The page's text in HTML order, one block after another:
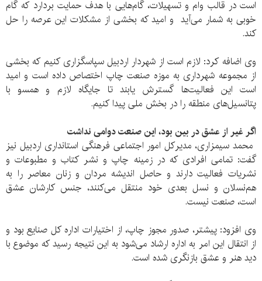
است در قالب وام و تسهیلات، گام‌هایی با هدف حمایت بردارد که گام
خوبی به شمار می‌آید و امید که بخشی از مشکلات این عرصه را حل
کند.
وی اضافه کرد: لازم است از شهردار اردبیل سپاسگزاری کنیم که بخشی
از مجموعه شهرداری به موزه صنعت چاپ اختصاص داده است و امید
است این فعالیت‌ها گسترش یابند تا جایگاه لازم و همسو با
پتانسیل‌های منطقه را در بخش ملی پیدا کنیم.
اگر غیر از عشق در بین بود، این صنعت دوامی نداشت
محمد سیمزاری، مدیرکل امور اجتماعی فرهنگی استانداری اردبیل نیز
گفت: تمامی افرادی که در زمینه چاپ و نشر کتاب و مطبوعات و
نشریات فعالیت دارند و حاصل اندیشه مردان و زنان معاصر را به
هم‌نسلان و نسل بعدی خود منتقل می‌کنند، جنس کارشان عشق
است، صنعت نیست.
وی افزود: پیشتر، صدور مجوز چاپ، از اختیارات اداره کل صنایع بود و
از انتقال این امر به اداره ارشاد می‌شود به این نتیجه رسید که موضوع با
دید هنر و عشق بازنگری شده است.